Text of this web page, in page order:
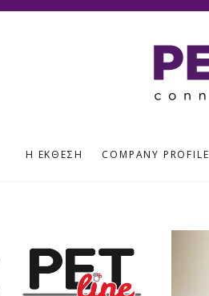
Η ΈΚΘΕΣΗ COMPANY PROFILE